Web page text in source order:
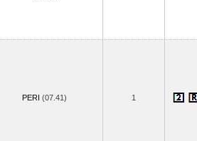
PERI (07.41) 1